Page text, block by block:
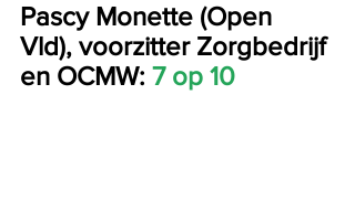
Pascy Monette (Open
Vld), voorzitter Zorgbedrijf
en OCMW: 7 op 10